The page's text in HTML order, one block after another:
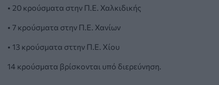
• 20 κρούσματα στην Π.Ε. Χαλκιδικής
• 7 κρούσματα στην Π.Ε. Χανίων
• 13 κρούσματα σττην Π.Ε. Χίου
14 κρούσματα βρίσκονται υπό διερεύνηση.